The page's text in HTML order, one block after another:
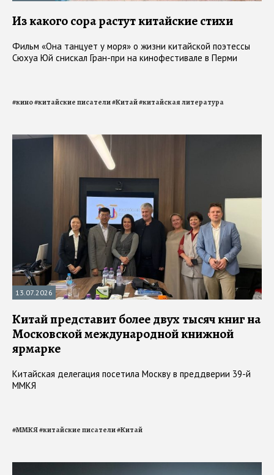
Из какого сора растут китайские стихи
Фильм «Она танцует у моря» о жизни китайской поэтессы
Сюхуа Юй снискал Гран-при на кинофестивале в Перми
#кино#китайские писатели#Китай#китайская литература
13.07.2026
Китай представит более двух тысяч книг на
Московской международной книжной
ярмарке
Китайская делегация посетила Москву в преддверии 39-й
ММКЯ
#ММКЯ#китайские писатели#Китай